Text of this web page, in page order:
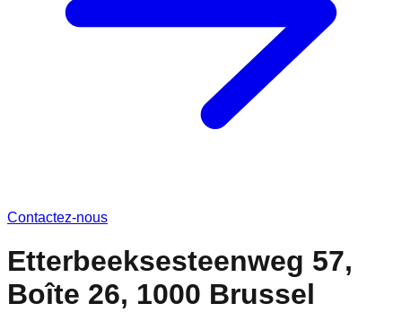
Contactez-nous
Etterbeeksesteenweg 57,
Boîte 26, 1000 Brussel